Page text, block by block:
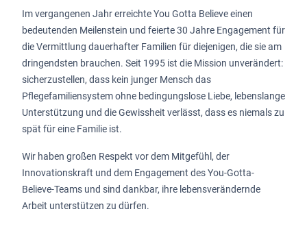
Im vergangenen Jahr erreichte You Gotta Believe einen
bedeutenden Meilenstein und feierte 30 Jahre Engagement für
die Vermittlung dauerhafter Familien für diejenigen, die sie am
dringendsten brauchen. Seit 1995 ist die Mission unverändert:
sicherzustellen, dass kein junger Mensch das
Pflegefamiliensystem ohne bedingungslose Liebe, lebenslange
Unterstützung und die Gewissheit verlässt, dass es niemals zu
spät für eine Familie ist.
Wir haben großen Respekt vor dem Mitgefühl, der
Innovationskraft und dem Engagement des You-Gotta-
Believe-Teams und sind dankbar, ihre lebensverändernde
Arbeit unterstützen zu dürfen.